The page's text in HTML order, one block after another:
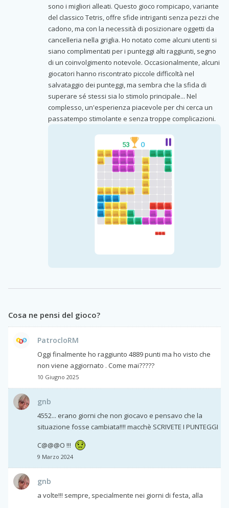
sono i migliori alleati. Questo gioco rompicapo, variante
del classico Tetris, offre sfide intriganti senza pezzi che
cadono, ma con la necessità di posizionare oggetti da
cancelleria nella griglia. Ho notato come alcuni utenti si
siano complimentati per i punteggi alti raggiunti, segno
di un coinvolgimento notevole. Occasionalmente, alcuni
giocatori hanno riscontrato piccole difficoltà nel
salvataggio dei punteggi, ma sembra che la sfida di
superare sé stessi sia lo stimolo principale... Nel
complesso, un'esperienza piacevole per chi cerca un
passatempo stimolante e senza troppe complicazioni.
Cosa ne pensi del gioco?
PatrocloRM
Oggi finalmente ho raggiunto 4889 punti ma ho visto che
non viene aggiornato . Come mai?????
10 Giugno 2025
gnb
4552... erano giorni che non giocavo e pensavo che la
situazione fosse cambiata!!!! macchè SCRIVETE I PUNTEGGI
C@@@O !!!
9 Marzo 2024
gnb
a volte!!! sempre, specialmente nei giorni di festa, alla